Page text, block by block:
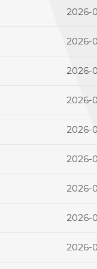
2026-
2026-
2026-
2026-
2026-
2026-
2026-
2026-
2026-